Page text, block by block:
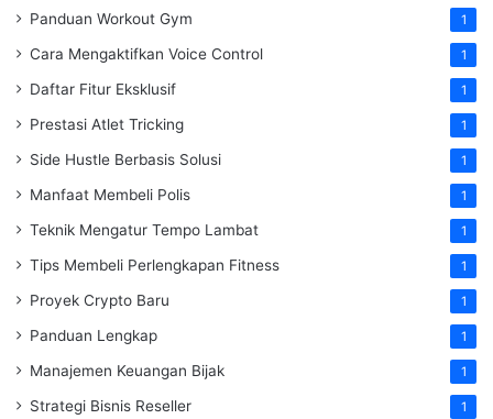
Panduan Workout Gym 1
Cara Mengaktifkan Voice Control 1
Daftar Fitur Eksklusif 1
Prestasi Atlet Tricking 1
Side Hustle Berbasis Solusi 1
Manfaat Membeli Polis 1
Teknik Mengatur Tempo Lambat 1
Tips Membeli Perlengkapan Fitness 1
Proyek Crypto Baru 1
Panduan Lengkap 1
Manajemen Keuangan Bijak 1
Strategi Bisnis Reseller 1